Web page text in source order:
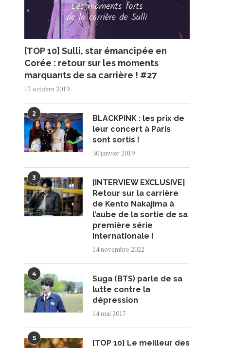
KARD DE RETOUR EN FRANCE
LE 11 DÉCEMBRE
SEVENTEEN
AMBASSADEURS DE
[TOP 10] Sulli, star émancipée en
Corée : retour sur les moments
marquants de sa carrière ! #27
17 octobre 2019
2
BLACKPINK : les prix de
leur concert à Paris
sont sortis !
30 janvier 2019
3
[INTERVIEW EXCLUSIVE]
Retour sur la carrière
de Kento Nakajima à
l’aube de la sortie de sa
première série
internationale !
14 novembre 2022
4
Suga (BTS) parle de sa
lutte contre la
dépression
14 mai 2017
5
[TOP 10] Le meilleur des